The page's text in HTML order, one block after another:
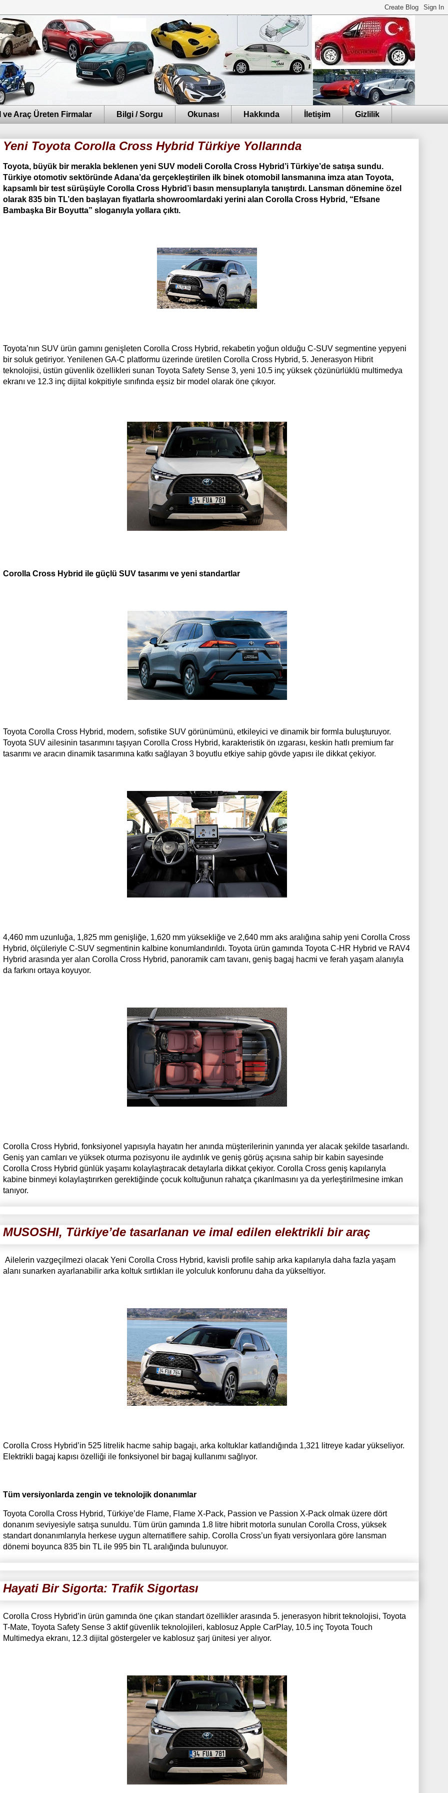
Araç Üreten Firmalar Bilgi / Sorgu Okunası Hakkında İletişim Gizlilik
Yeni Toyota Corolla Cross Hybrid Türkiye Yollarında
Toyota, büyük bir merakla beklenen yeni SUV modeli Corolla Cross Hybrid’i Türkiye’de satışa sundu.
Türkiye otomotiv sektöründe Adana’da gerçekleştirilen ilk binek otomobil lansmanına imza atan Toyota,
kapsamlı bir test sürüşüyle Corolla Cross Hybrid’i basın mensuplarıyla tanıştırdı. Lansman dönemine özel
olarak 835 bin TL’den başlayan fiyatlarla showroomlardaki yerini alan Corolla Cross Hybrid, “Efsane
Bambaşka Bir Boyutta” sloganıyla yollara çıktı.
Toyota’nın SUV ürün gamını genişleten Corolla Cross Hybrid, rekabetin yoğun olduğu C-SUV segmentine yepyeni
bir soluk getiriyor. Yenilenen GA-C platformu üzerinde üretilen Corolla Cross Hybrid, 5. Jenerasyon Hibrit
teknolojisi, üstün güvenlik özellikleri sunan Toyota Safety Sense 3, yeni 10.5 inç yüksek çözünürlüklü multimedya
ekranı ve 12.3 inç dijital kokpitiyle sınıfında eşsiz bir model olarak öne çıkıyor.
Corolla Cross Hybrid ile güçlü SUV tasarımı ve yeni standartlar
Toyota Corolla Cross Hybrid, modern, sofistike SUV görünümünü, etkileyici ve dinamik bir formla buluşturuyor.
Toyota SUV ailesinin tasarımını taşıyan Corolla Cross Hybrid, karakteristik ön ızgarası, keskin hatlı premium far
tasarımı ve aracın dinamik tasarımına katkı sağlayan 3 boyutlu etkiye sahip gövde yapısı ile dikkat çekiyor.
4,460 mm uzunluğa, 1,825 mm genişliğe, 1,620 mm yüksekliğe ve 2,640 mm aks aralığına sahip yeni Corolla Cross
Hybrid, ölçüleriyle C-SUV segmentinin kalbine konumlandırıldı. Toyota ürün gamında Toyota C-HR Hybrid ve RAV4
Hybrid arasında yer alan Corolla Cross Hybrid, panoramik cam tavanı, geniş bagaj hacmi ve ferah yaşam alanıyla
da farkını ortaya koyuyor.
Corolla Cross Hybrid, fonksiyonel yapısıyla hayatın her anında müşterilerinin yanında yer alacak şekilde tasarlandı.
Geniş yan camları ve yüksek oturma pozisyonu ile aydınlık ve geniş görüş açısına sahip bir kabin sayesinde
Corolla Cross Hybrid günlük yaşamı kolaylaştıracak detaylarla dikkat çekiyor. Corolla Cross geniş kapılarıyla
kabine binmeyi kolaylaştırırken gerektiğinde çocuk koltuğunun rahatça çıkarılmasını ya da yerleştirilmesine imkan
tanıyor.
MUSOSHI, Türkiye’de tasarlanan ve imal edilen elektrikli bir araç
Ailelerin vazgeçilmezi olacak Yeni Corolla Cross Hybrid, kavisli profile sahip arka kapılarıyla daha fazla yaşam
alanı sunarken ayarlanabilir arka koltuk sırtlıkları ile yolculuk konforunu daha da yükseltiyor.
Corolla Cross Hybrid’in 525 litrelik hacme sahip bagajı, arka koltuklar katlandığında 1,321 litreye kadar yükseliyor.
Elektrikli bagaj kapısı özelliği ile fonksiyonel bir bagaj kullanımı sağlıyor.
Tüm versiyonlarda zengin ve teknolojik donanımlar
Toyota Corolla Cross Hybrid, Türkiye’de Flame, Flame X-Pack, Passion ve Passion X-Pack olmak üzere dört
donanım seviyesiyle satışa sunuldu. Tüm ürün gamında 1.8 litre hibrit motorla sunulan Corolla Cross, yüksek
standart donanımlarıyla herkese uygun alternatiflere sahip. Corolla Cross’un fiyatı versiyonlara göre lansman
dönemi boyunca 835 bin TL ile 995 bin TL aralığında bulunuyor.
Hayati Bir Sigorta: Trafik Sigortası
Corolla Cross Hybrid’in ürün gamında öne çıkan standart özellikler arasında 5. jenerasyon hibrit teknolojisi, Toyota
T-Mate, Toyota Safety Sense 3 aktif güvenlik teknolojileri, kablosuz Apple CarPlay, 10.5 inç Toyota Touch
Multimedya ekranı, 12.3 dijital göstergeler ve kablosuz şarj ünitesi yer alıyor.